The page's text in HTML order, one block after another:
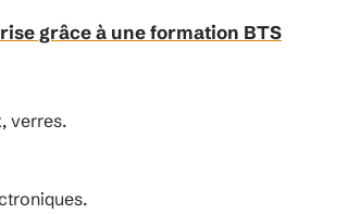
grâce à une formation BTS
verres.